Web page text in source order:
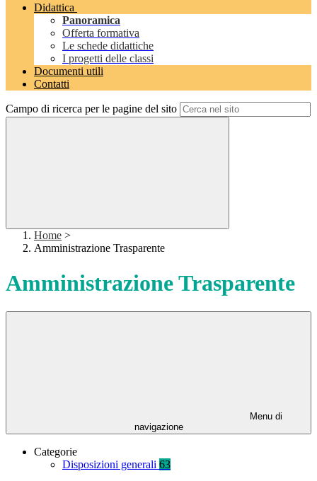
Didattica
Panoramica
Offerta formativa
Le schede didattiche
I progetti delle classi
Documenti utili
Contatti
Campo di ricerca per le pagine del sito
Home >
Amministrazione Trasparente
Amministrazione Trasparente
Menu di
navigazione
Categorie
Disposizioni generali 63